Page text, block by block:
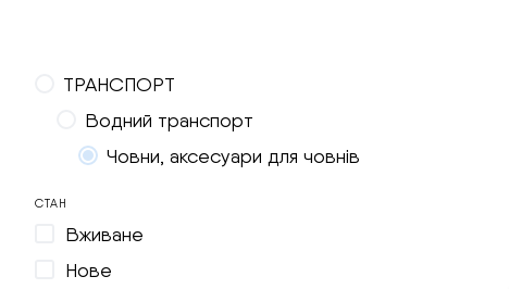
ТРАНСПОРТ
Водний транспорт
Човни, аксесуари для човнів
СТАН
Вживане
Нове